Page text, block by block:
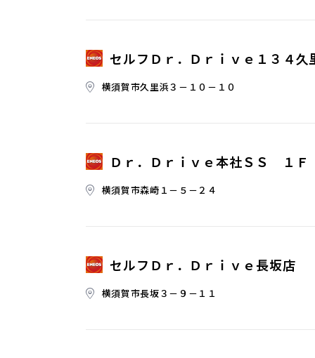
セルフＤｒ．Ｄｒｉｖｅ１３４久
横須賀市久里浜３－１０－１０
Ｄｒ．Ｄｒｉｖｅ本社ＳＳ １Ｆ
横須賀市森崎１－５－２４
セルフＤｒ．Ｄｒｉｖｅ長坂店
横須賀市長坂３－９－１１